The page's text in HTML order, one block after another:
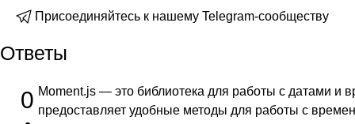
Присоединяйтесь к нашему Telegram-сообществу
Ответы
0 Moment.js — это библиотека для работы с датами и
предоставляет удобные методы для работы с